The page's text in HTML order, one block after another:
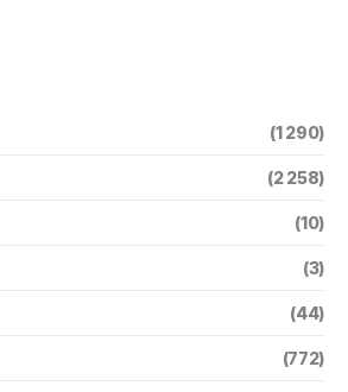
(1 290)
(2 258)
(10)
(3)
(44)
(772)